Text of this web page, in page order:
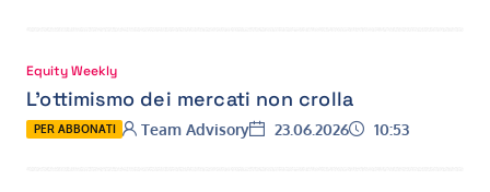
Equity Weekly
L’ottimismo dei mercati non crolla
PER ABBONATI Autore:
Team Advisory Data:
23.06.2026 Ora:
10:53